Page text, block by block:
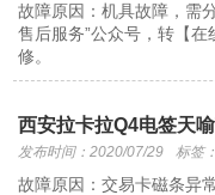
故障原因：机具故障，需
售后服务”公众号，转【
修。
西安拉卡拉Q4电签天
发布时间：2020/07/29 标签：
故障原因：交易卡磁条异